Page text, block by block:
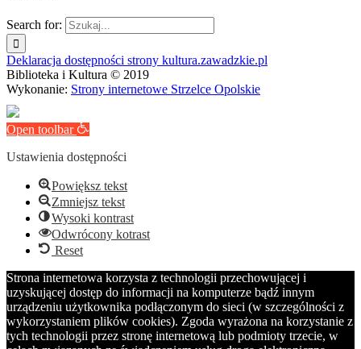
Search for:
Deklaracja dostępności strony kultura.zawadzkie.pl
Biblioteka i Kultura © 2019
Wykonanie: Strony internetowe Strzelce Opolskie
Open toolbar
Ustawienia dostępności
Powiększ tekst
Zmniejsz tekst
Wysoki kontrast
Odwrócony kotrast
Reset
Strona internetowa korzysta z technologii przechowującej i
uzyskującej dostęp do informacji na komputerze bądź innym
urządzeniu użytkownika podłączonym do sieci (w szczególności z
wykorzystaniem plików cookies). Zgoda wyrażona na korzystanie z
tych technologii przez stronę internetową lub podmioty trzecie, w